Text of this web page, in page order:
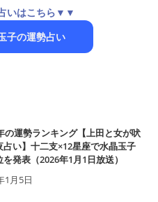
いはこちら▼▼
子の運勢占い
の運勢ランキング【上田と女が吠
占い】十二支×12星座で水晶玉子
を発表（2026年1月1日放送）
1月5日